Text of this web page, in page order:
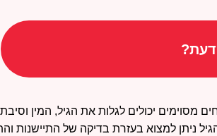
מסוימים יכולים לגלות את הגיל, המין
ניתן למצוא בעזרת בדיקה של התיישנות